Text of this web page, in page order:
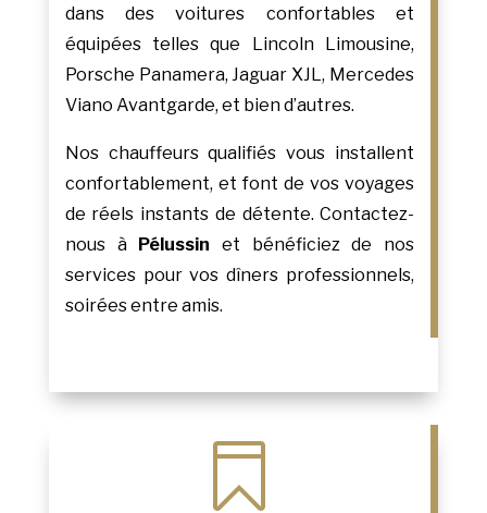
dans des voitures confortables et
équipées telles que Lincoln Limousine,
Porsche Panamera, Jaguar XJL, Mercedes
Viano Avantgarde, et bien d’autres.
Nos chauffeurs qualifiés vous installent
confortablement, et font de vos voyages
de réels instants de détente. Contactez-
nous à Pélussin et bénéficiez de nos
services pour vos dîners professionnels,
soirées entre amis.
